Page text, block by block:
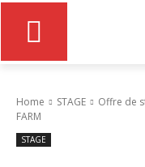
Home STAGE
Offre de
FARM
STAGE